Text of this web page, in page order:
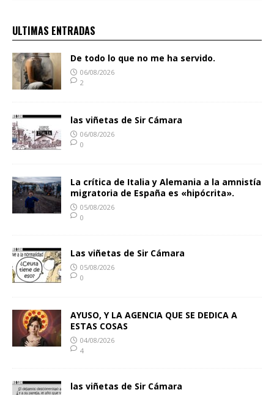
ULTIMAS ENTRADAS
De todo lo que no me ha servido.
06/08/2026
2
las viñetas de Sir Cámara
06/08/2026
0
La crítica de Italia y Alemania a la amnistía
migratoria de España es «hipócrita».
05/08/2026
0
Las viñetas de Sir Cámara
05/08/2026
0
AYUSO, Y LA AGENCIA QUE SE DEDICA A
ESTAS COSAS
04/08/2026
4
las viñetas de Sir Cámara